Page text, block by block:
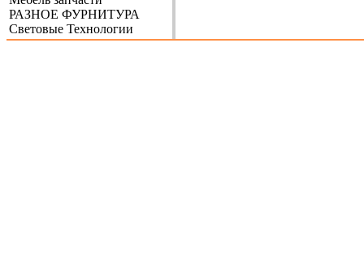
РАЗНОЕ ФУРНИТУРА
Световые Технологии